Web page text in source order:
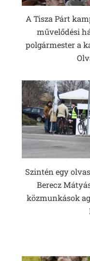
A Tisza Párt
művelődési
polgármester a
Szintén egy
Berecz
közmunkások